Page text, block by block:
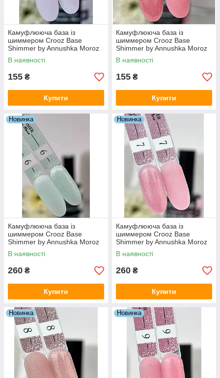
Камуфлююча база із
шиммером Crooz Base
Shimmer by Annushka Moroz
№010 (бузкова), 8 мл
В наявності
155 ₴
Купити
Камуфлююча база із
шиммером Crooz Base
Shimmer by Annushka Moroz
№011 (темно-рожевий), 8 мл
В наявності
155 ₴
Купити
Новинка
Камуфлююча база із
шиммером Crooz Base
Shimmer by Annushka Moroz
№06 (м'ятна), 15 мл
В наявності
260 ₴
Купити
Новинка
Камуфлююча база із
шиммером Crooz Base
Shimmer by Annushka Moroz
№07 (рожева), 15 мл
В наявності
260 ₴
Купити
Новинка Новинка